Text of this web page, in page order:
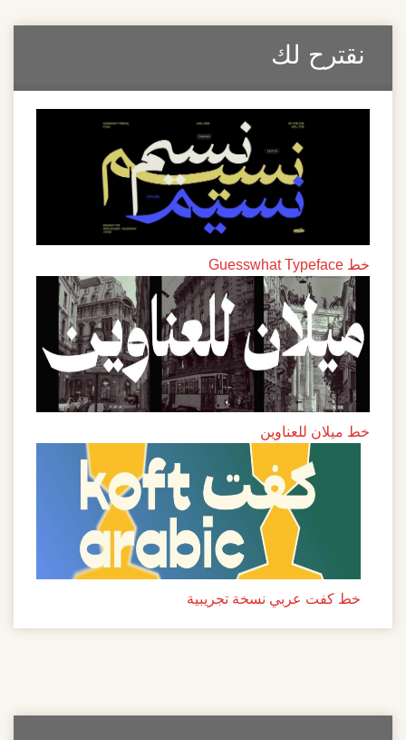
نقترح لك
خط Guesswhat Typeface
خط ميلان للعناوين
خط كفت عربي نسخة تجريبية